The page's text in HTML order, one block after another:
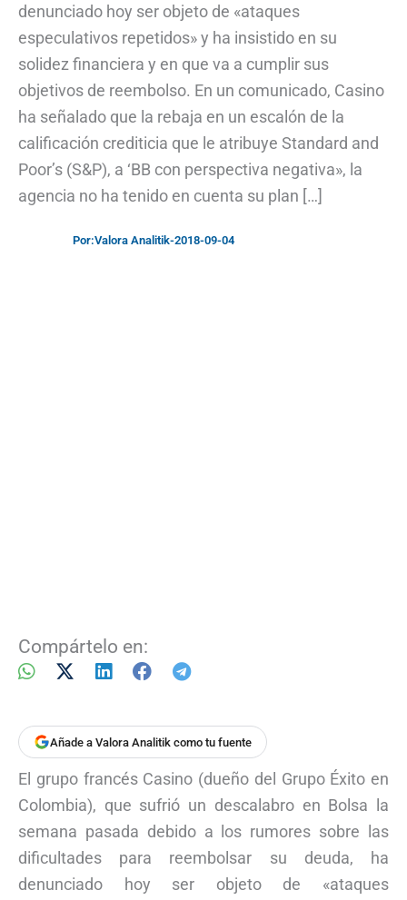
denunciado hoy ser objeto de «ataques
especulativos repetidos» y ha insistido en su
solidez financiera y en que va a cumplir sus
objetivos de reembolso. En un comunicado, Casino
ha señalado que la rebaja en un escalón de la
calificación crediticia que le atribuye Standard and
Poor’s (S&P), a ‘BB con perspectiva negativa», la
agencia no ha tenido en cuenta su plan […]
Por:Valora Analitik-2018-09-04
Compártelo en:
Añade a Valora Analitik como tu fuente
El grupo francés Casino (dueño del Grupo Éxito en
Colombia), que sufrió un descalabro en Bolsa la
semana pasada debido a los rumores sobre las
dificultades para reembolsar su deuda, ha
denunciado hoy ser objeto de «ataques